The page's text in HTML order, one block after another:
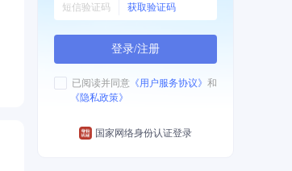
获取验证码
登录/注册
已阅读并同意 《用户服务协议》 和
《隐私政策》
国家网络身份认证登录